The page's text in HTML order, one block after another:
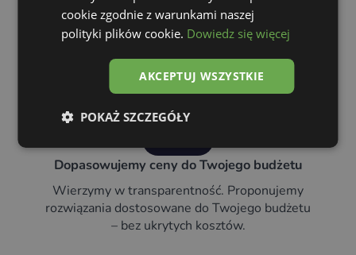
z nami?
Dopasowujemy ceny do Twojego budżetu
Wierzymy w transparentność. Proponujemy
rozwiązania dostosowane do Twojego budżetu
– bez ukrytych kosztów.
cookie zgodnie z warunkami naszej
polityki plików cookie. Dowiedz się więcej
AKCEPTUJ WSZYSTKIE
POKAŻ SZCZEGÓŁY